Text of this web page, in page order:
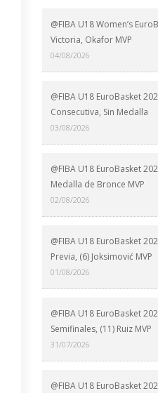
@FIBA U18 Women’s
Victoria, Okafor MVP
04/08/2026
@FIBA U18 EuroBasket
Consecutiva, Sin Medalla
03/08/2026
@FIBA U18 EuroBasket
Medalla de Bronce MVP
02/08/2026
@FIBA U18 EuroBasket
Previa, (6) Joksimović MVP
01/08/2026
@FIBA U18 EuroBasket
Semifinales, (11) Ruiz MVP
31/07/2026
@FIBA U18 EuroBasket